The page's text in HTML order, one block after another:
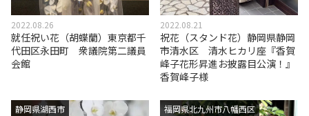
2022.08.26
就任祝い花（胡蝶蘭）東京都千
代田区永田町 衆議院第二議員
会館
2022.08.21
祝花（スタンド花）静岡県静岡
市清水区 清水ヒカリ座『香賀
峰子花形昇進お披露目公演！』
香賀峰子様
静岡県湖西市 福岡県北九州市八幡西区